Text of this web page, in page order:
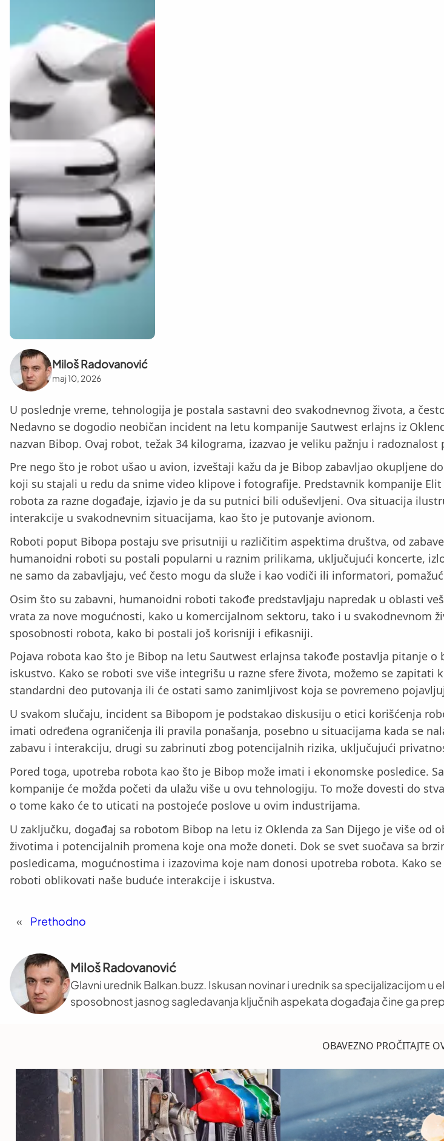
Miloš Radovanović
maj 10, 2026
U poslednje vreme, tehnologija je postala sastavni deo svakodnevnog života, a
Nedavno se dogodio neobičan incident na letu kompanije Sautwest erlajns iz
nazvan Bibop. Ovaj robot, težak 34 kilograma, izazvao je veliku pažnju i
Pre nego što je robot ušao u avion, izveštaji kažu da je Bibop zabavljao okupljene
koji su stajali u redu da snime video klipove i fotografije. Predstavnik kompanije
robota za razne događaje, izjavio je da su putnici bili oduševljeni. Ova situacija
interakcije u svakodnevnim situacijama, kao što je putovanje avionom.
Roboti poput Bibopa postaju sve prisutniji u različitim aspektima društva, od
humanoidni roboti su postali popularni u raznim prilikama, uključujući koncerte,
ne samo da zabavljaju, već često mogu da služe i kao vodiči ili informatori,
Osim što su zabavni, humanoidni roboti takođe predstavljaju napredak u oblasti
vrata za nove mogućnosti, kako u komercijalnom sektoru, tako i u svakodnevnom
sposobnosti robota, kako bi postali još korisniji i efikasniji.
Pojava robota kao što je Bibop na letu Sautwest erlajnsa takođe postavlja pitanje
iskustvo. Kako se roboti sve više integrišu u razne sfere života, možemo se
standardni deo putovanja ili će ostati samo zanimljivost koja se povremeno
U svakom slučaju, incident sa Bibopom je podstakao diskusiju o etici korišćenja
imati određena ograničenja ili pravila ponašanja, posebno u situacijama kada se
zabavu i interakciju, drugi su zabrinuti zbog potencijalnih rizika, uključujući
Pored toga, upotreba robota kao što je Bibop može imati i ekonomske posledice.
kompanije će možda početi da ulažu više u ovu tehnologiju. To može dovesti do
o tome kako će to uticati na postojeće poslove u ovim industrijama.
U zaključku, događaj sa robotom Bibop na letu iz Oklenda za San Dijego je više
životima i potencijalnih promena koje ona može doneti. Dok se svet suočava sa
posledicama, mogućnostima i izazovima koje nam donosi upotreba robota. Kako
roboti oblikovati naše buduće interakcije i iskustva.
« Prethodno
Miloš Radovanović
Glavni urednik Balkan.buzz. Iskusan novinar i urednik sa specijalizacijom
sposobnost jasnog sagledavanja ključnih aspekata događaja čine ga
OBAVEZNO PROČITAJTE